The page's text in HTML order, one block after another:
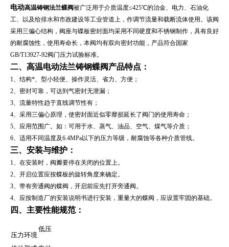
电动高温铸钢法兰蝶阀被广泛用于介质温度≤425℃的治金、电力、石油化
工、以及给排水和市政建设等工业管道上，作调节流量和载断流体使用。该阀
采用三偏心结构，阀座与碟板密封面均采用不同硬度和不锈钢制作，具有良好
的耐腐蚀性，使用寿命长，本阀均有双向密封功能，产品符合国家
GB/T13927-92阀门压力试验标准。
二、 高温电动法兰铸钢蝶阀产品特点：
1、结构*、型小轻便、操作灵活、省力、方便；
2、密封可靠，可达到气密封无泄漏；
3、流量特性趋于直线调节性有；
4、采用三偏心原理，使密封面近似零靡损延长了阀门的使用寿命；
5、应用范围广。如：可用于水、蒸气、油品、空气、煤气等介质；
6、适用不同温度及6.4MPa以下的压力等级，耐腐蚀等各种介质管线。
三、安装与维护：
1、在安装时，阀瓣要停在关闭的位置上。
2、开启位置应按蝶板的旋转角度来确定。
3、带有旁通阀的蝶阀，开启前应先打开旁通阀。
4、应按制造厂的安装说明书进行安装，重量大的蝶阀，应设置牢固的基础。
四、 主要性能规范：
压力环境
低压